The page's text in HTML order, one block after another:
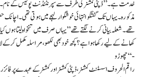
خدمت ہے۔ ” ڈپٹی کمشنر کی طرف سےسپرنٹنڈنٹ پولیس کے نام۔
مذکورہ۔ یہاں تک گفتگو انتہائی خوشگوار لہجے میں ہوتی
تھے۔شعلہ بیانی کرنے لگتے تھے”یہاں صرف میں تنخواہ لیتا ہوں
کھانے کے لیے رکھا ہوا ہے؟ کچھ خود بھی لکھو، مراسلہ مکمل کر کے
چھوڑو “-
راقم الحروف اسسٹنٹ کمشنر،ڈپٹی کمشنر اور کمشنر کے عہدے پر فائز